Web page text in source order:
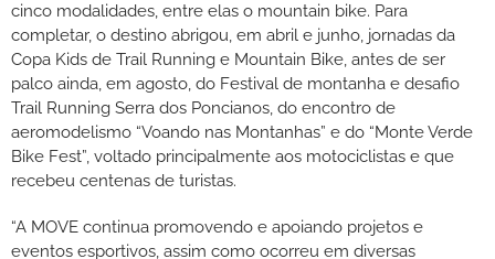
cinco modalidades, entre elas o mountain bike. Para
completar, o destino abrigou, em abril e junho, jornadas da
Copa Kids de Trail Running e Mountain Bike, antes de ser
palco ainda, em agosto, do Festival de montanha e desafio
Trail Running Serra dos Poncianos, do encontro de
aeromodelismo “Voando nas Montanhas” e do “Monte Verde
Bike Fest”, voltado principalmente aos motociclistas e que
recebeu centenas de turistas.
“A MOVE continua promovendo e apoiando projetos e
eventos esportivos, assim como ocorreu em diversas